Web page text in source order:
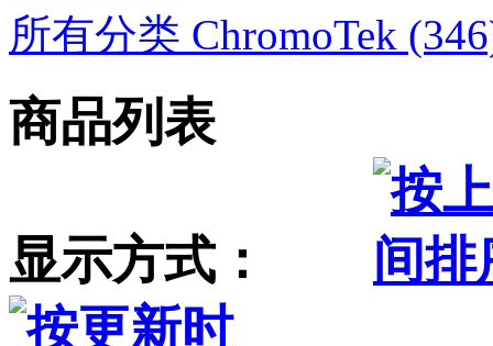
所有分类 ChromoTek
商品列表
显示方式：